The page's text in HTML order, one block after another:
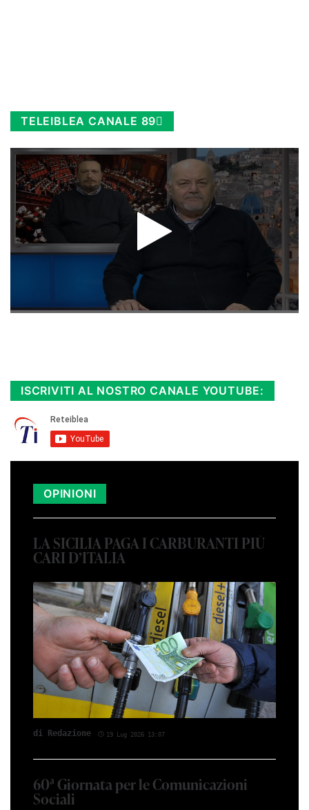
TELEIBLEA CANALE 89
ISCRIVITI AL NOSTRO CANALE YOUTUBE:
OPINIONI
LA SICILIA PAGA I CARBURANTI PIÙ
CARI D’ITALIA
di Red­azio­ne 19 Lug 2026 13:07
60ª Giornata per le Comunicazioni
Sociali